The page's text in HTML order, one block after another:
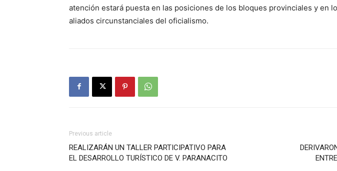
atención estará puesta en las posiciones de los bloques provinciales y en
aliados circunstanciales del oficialismo.
Previous article
REALIZARÁN UN TALLER PARTICIPATIVO PARA
EL DESARROLLO TURÍSTICO DE V. PARANACITO